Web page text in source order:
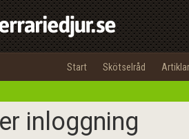
Start Skötselråd Artiklar
inloggning